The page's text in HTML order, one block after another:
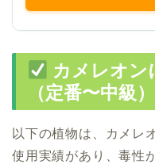
カメレオン
（定番〜中級）
以下の植物は、カメレ
使用実績があり、毒性